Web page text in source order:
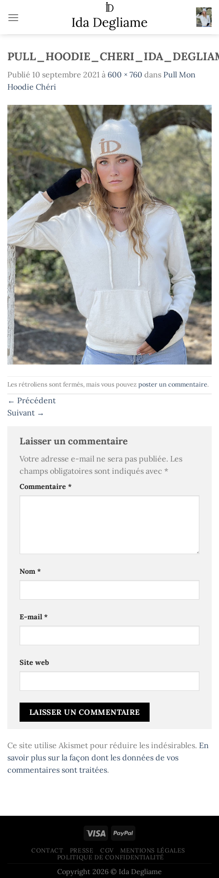
Publié 10 septembre 2021 à 600 × 760 dans Pull Mon
Hoodie Chéri
Les rétroliens sont fermés, mais vous pouvez poster un commentaire.
← Précédent
Suivant →
Laisser un commentaire
Votre adresse e-mail ne sera pas publiée. Les
champs obligatoires sont indiqués avec *
Commentaire *
Nom *
E-mail*
Site web
Ce site utilise Akismet pour réduire les indésirables. En
savoir plus sur la façon dont les données de vos
commentaires sont traitées.
CONTACT PRESSE CGV
MENTIONS LÉGALES
POLITIQUE DE CONFIDENTIALITÉ
Copyright 2026 © Ida Degliame